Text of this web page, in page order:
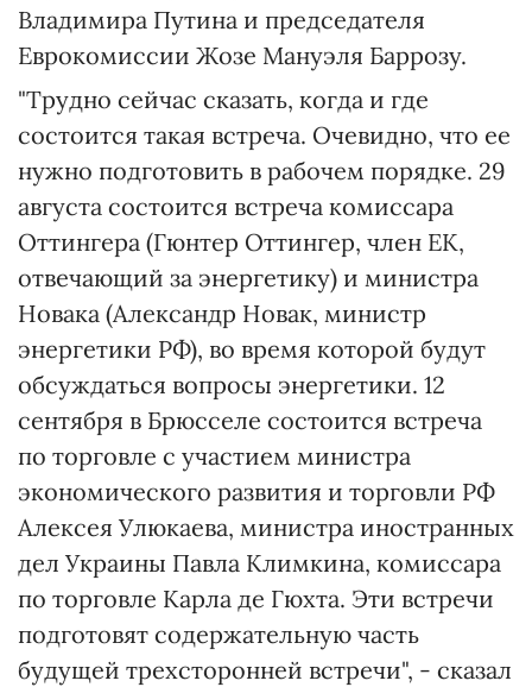
Владимира Путина и председателя
Еврокомиссии Жозе Мануэля Баррозу.
"Трудно сейчас сказать, когда и где
состоится такая встреча. Очевидно, что ее
нужно подготовить в рабочем порядке. 29
августа состоится встреча комиссара
Оттингера (Гюнтер Оттингер, член ЕК,
отвечающий за энергетику) и министра
Новака (Александр Новак, министр
энергетики РФ), во время которой будут
обсуждаться вопросы энергетики. 12
сентября в Брюсселе состоится встреча
по торговле с участием министра
экономического развития и торговли РФ
Алексея Улюкаева, министра иностранных
дел Украины Павла Климкина, комиссара
по торговле Карла де Гюхта. Эти встречи
подготовят содержательную часть
будущей трехсторонней встречи", - сказал